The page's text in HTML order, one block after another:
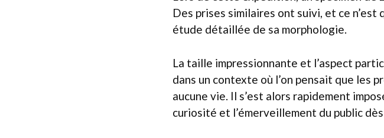
Des prises similaires ont suivi, et ce
étude détaillée de sa morphologie.
La taille impressionnante et l’aspect
dans un contexte où l’on pensait que les
aucune vie. Il s’est alors rapidement
curiosité et l’émerveillement du public